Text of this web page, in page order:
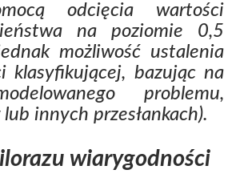
odcięcia wartości
na poziomie 0,5
możliwość ustalenia
klasyfikującej, bazując na
problemu,
innych przesłankach).
wiarygodności